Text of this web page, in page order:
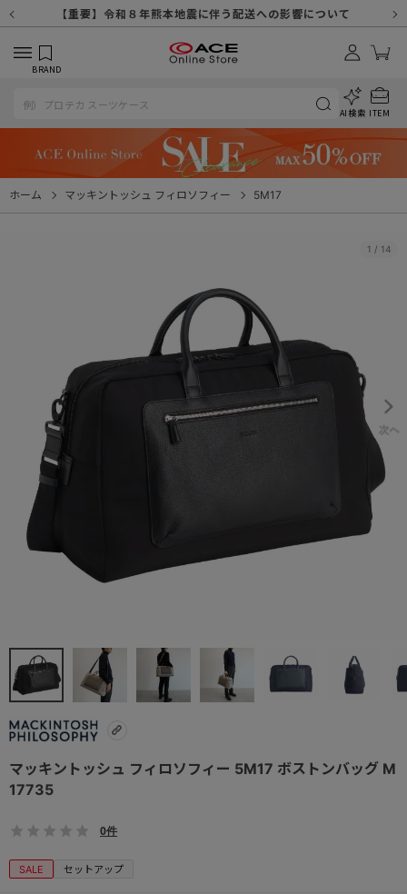
【重要】システムエラーによる出荷遅延につきまして
【重要】8/11（火・祝）休業及び配送スケジュールについて
【重要】令和８年熊本地震に伴う配送への影響について
【重要】納品書・領収書ペーパーレス化（電子化）のお知らせ
【重要】天候不良や交通状況・物量増等に伴う配送への影響について
【重要】悪質な詐欺サイトにご注意ください
【重要】各種メールが届かない場合に関しまして
【重要】お問い合わせのご対応に関しまして
【重要】SNSのなりすまし詐欺にご注意ください
BRAND
AI検索 ITEM
ホーム マッキントッシュ フィロソフィー 5M17
1 / 14
マッキントッシュ フィロソフィー 5M17 ボストンバッグ M
17735
0件
SALE セットアップ